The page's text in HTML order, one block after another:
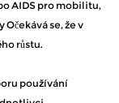
AIDS pro mobilitu,
Očekává se, že v
růstu.
používání